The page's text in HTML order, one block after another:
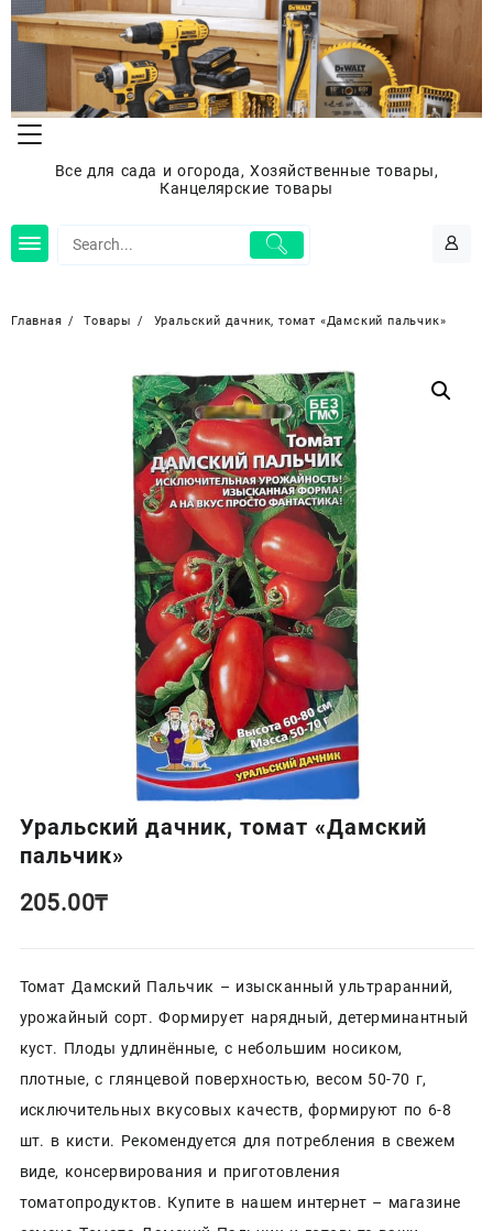
Перейти
содержимому
Все для сада и огорода, Хозяйственные товары,
Канцелярские товары
Главная Товары Уральский дачник, томат «Дамский пальчик»
Уральский дачник, томат «Дамский
пальчик»
205.00₸
Томат Дамский Пальчик – изысканный ультраранний,
урожайный сорт. Формирует нарядный, детерминантный
куст. Плоды удлинённые, с небольшим носиком,
плотные, с глянцевой поверхностью, весом 50-70 г,
исключительных вкусовых качеств, формируют по 6-8
шт. в кисти. Рекомендуется для потребления в свежем
виде, консервирования и приготовления
томатопродуктов. Купите в нашем интернет – магазине